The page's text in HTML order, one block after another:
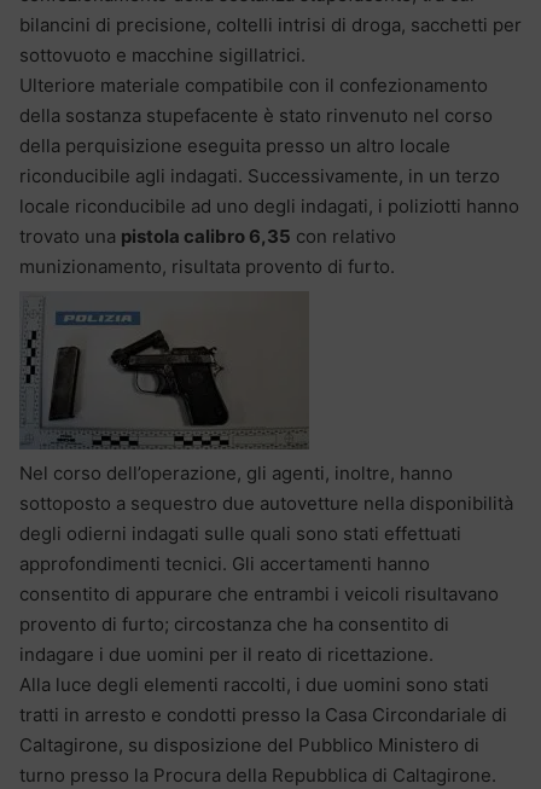
bilancini di precisione, coltelli intrisi di droga, sacchetti per
sottovuoto e macchine sigillatrici.
Ulteriore materiale compatibile con il confezionamento
della sostanza stupefacente è stato rinvenuto nel corso
della perquisizione eseguita presso un altro locale
riconducibile agli indagati. Successivamente, in un terzo
locale riconducibile ad uno degli indagati, i poliziotti hanno
trovato una pistola calibro 6,35 con relativo
munizionamento, risultata provento di furto.
Nel corso dell’operazione, gli agenti, inoltre, hanno
sottoposto a sequestro due autovetture nella disponibilità
degli odierni indagati sulle quali sono stati effettuati
approfondimenti tecnici. Gli accertamenti hanno
consentito di appurare che entrambi i veicoli risultavano
provento di furto; circostanza che ha consentito di
indagare i due uomini per il reato di ricettazione.
Alla luce degli elementi raccolti, i due uomini sono stati
tratti in arresto e condotti presso la Casa Circondariale di
Caltagirone, su disposizione del Pubblico Ministero di
turno presso la Procura della Repubblica di Caltagirone.